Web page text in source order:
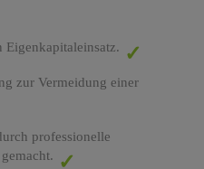
Eigenkapitaleinsatz.
zur Vermeidung einer
professionelle